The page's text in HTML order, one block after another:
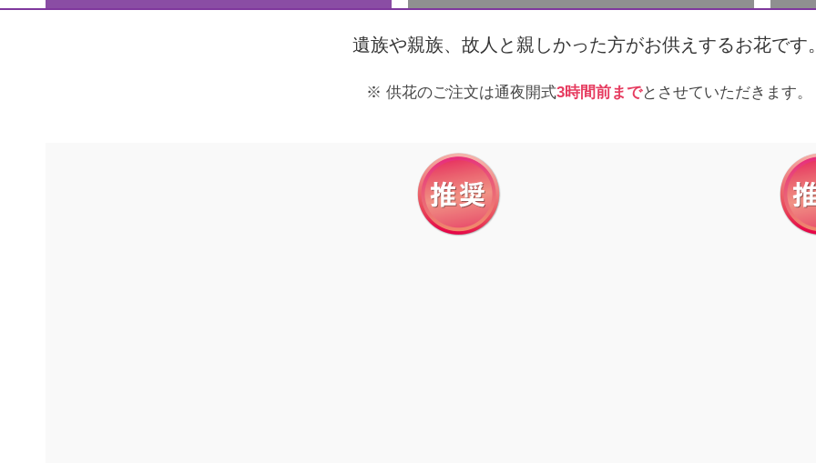
お客さまからのお手紙 ご葬儀エピソード お客さまアンケート
遺族や親族、故人と親しかった方がお供えするお花です。
供花のご注文は通夜開式3時間前までとさせていただきます。